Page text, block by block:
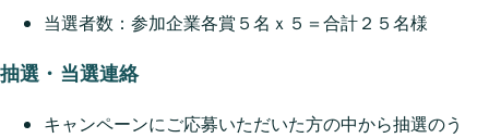
当選者数：参加企業各賞５名ｘ５＝合計２５名様
抽選・当選連絡
キャンペーンにご応募いただいた方の中から抽選のう